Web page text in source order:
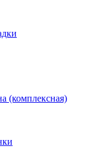
(комплексная)